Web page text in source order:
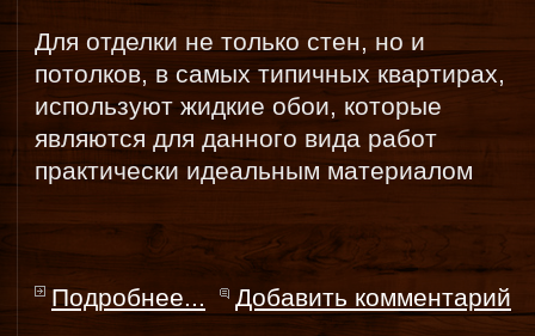
Для отделки не только стен, но и
потолков, в самых типичных квартирах,
используют жидкие обои, которые
являются для данного вида работ
практически идеальным материалом
Подробнее... Добавить комментарий